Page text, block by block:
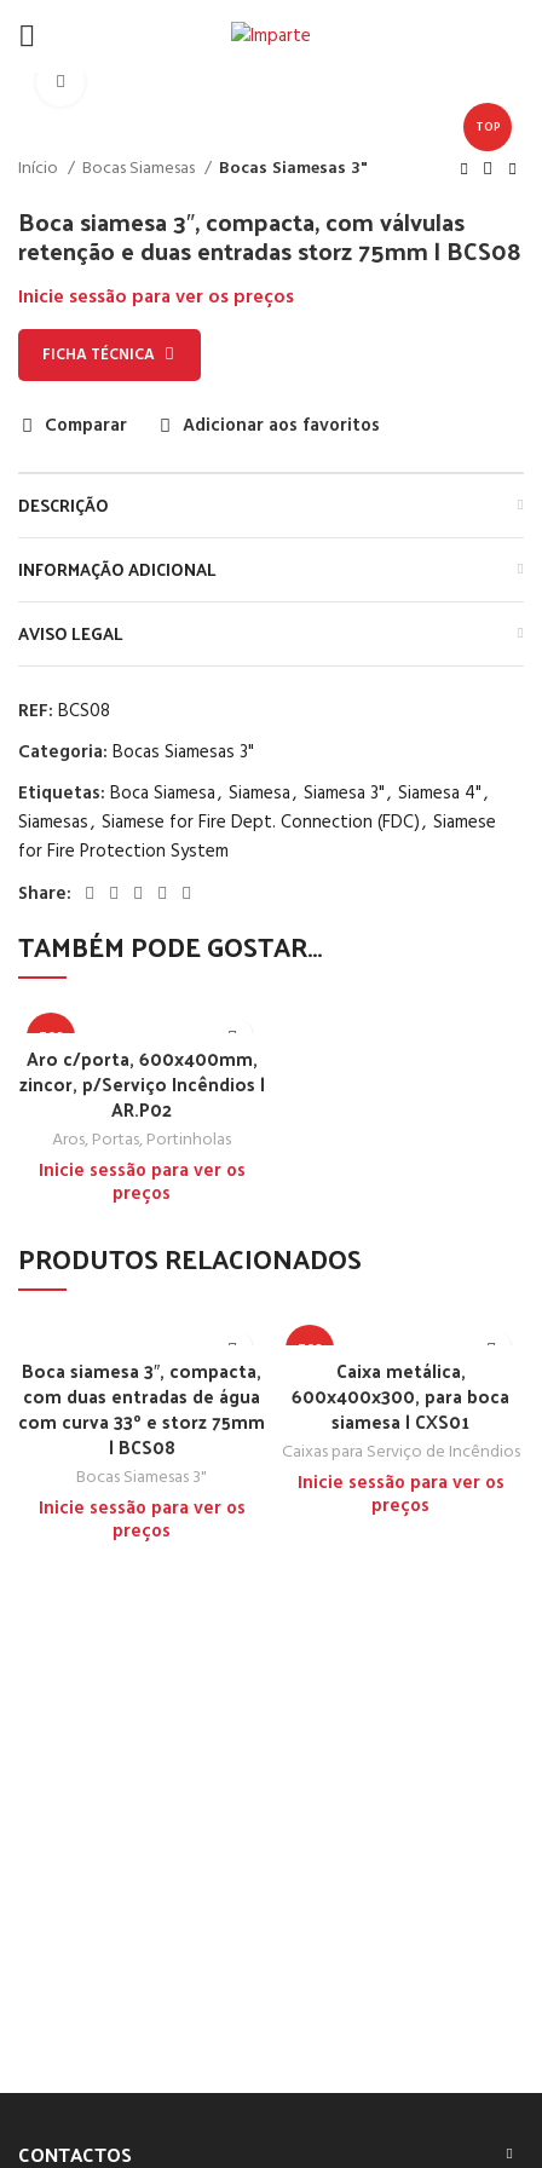
TOP
Início Bocas Siamesas Bocas Siamesas 3"
Boca siamesa 3″, compacta, com válvulas
retenção e duas entradas storz 75mm | BCS08
Inicie sessão para ver os preços
FICHA TÉCNICA
Comparar Adicionar aos favoritos
DESCRIÇÃO
INFORMAÇÃO ADICIONAL
AVISO LEGAL
REF: BCS08
Categoria: Bocas Siamesas 3"
Etiquetas: Boca Siamesa, Siamesa, Siamesa 3", Siamesa 4",
Siamesas, Siamese for Fire Dept. Connection (FDC), Siamese
for Fire Protection System
Share:
TAMBÉM PODE GOSTAR…
TOP
Aro c/porta, 600x400mm,
zincor, p/Serviço Incêndios |
AR.P02
Aros, Portas, Portinholas
Inicie sessão para ver os
preços
PRODUTOS RELACIONADOS
Boca siamesa 3″, compacta,
com duas entradas de água
com curva 33º e storz 75mm
| BCS08
Bocas Siamesas 3"
Inicie sessão para ver os
preços
TOP
Caixa metálica,
600x400x300, para boca
siamesa | CXS01
Caixas para Serviço de Incêndios
Inicie sessão para ver os
preços
CONTACTOS